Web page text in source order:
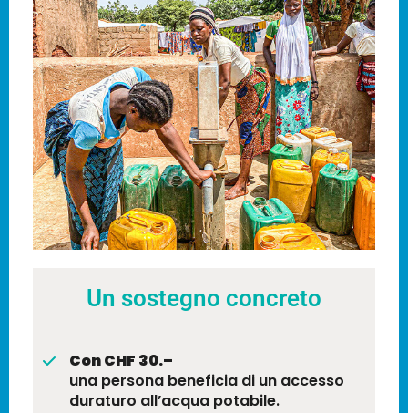
Un sostegno concreto
Con CHF 30.–
una persona beneficia di un accesso
duraturo all’acqua potabile.